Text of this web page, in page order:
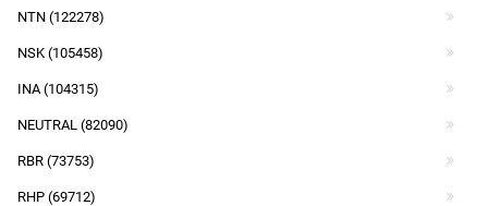
NTN (122278)
NSK (105458)
INA (104315)
NEUTRAL (82090)
RBR (73753)
RHP (69712)